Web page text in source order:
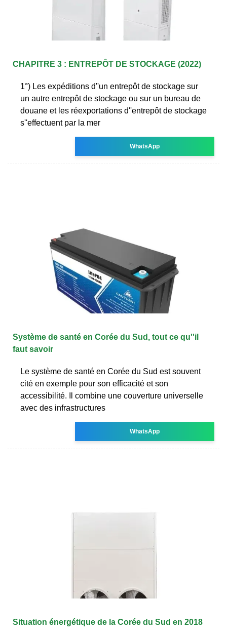
CHAPITRE 3 : ENTREPÔT DE STOCKAGE (2022)
1°) Les expéditions d''un entrepôt de stockage sur
un autre entrepôt de stockage ou sur un bureau de
douane et les réexportations d''entrepôt de stockage
s''effectuent par la mer
WhatsApp
Système de santé en Corée du Sud, tout ce qu''il
faut savoir
Le système de santé en Corée du Sud est souvent
cité en exemple pour son efficacité et son
accessibilité. Il combine une couverture universelle
avec des infrastructures
WhatsApp
Situation énergétique de la Corée du Sud en 2018